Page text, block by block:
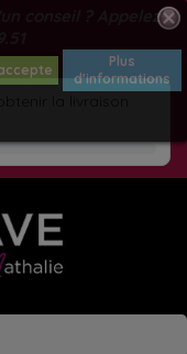
conseil ? Appelez
la livraison
Plus
d'informations